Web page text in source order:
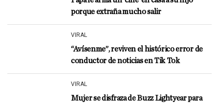
porque extraña mucho salir
VIRAL
“Avísenme”, reviven el histórico error de
conductor de noticias en Tik Tok
VIRAL
Mujer se disfraza de Buzz Lightyear para